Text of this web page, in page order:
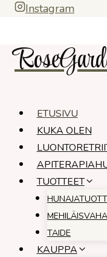
SiirryInstagram
ETUSIVU
KUKA OLEN
TUOTTEET
TAIDE
KAUPPA